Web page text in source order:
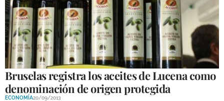
NECROLÓGICAS
GALERÍAS
Bruselas registra los aceites de Lucena como
denominación de origen protegida
ECONOMÍA20/09/2013